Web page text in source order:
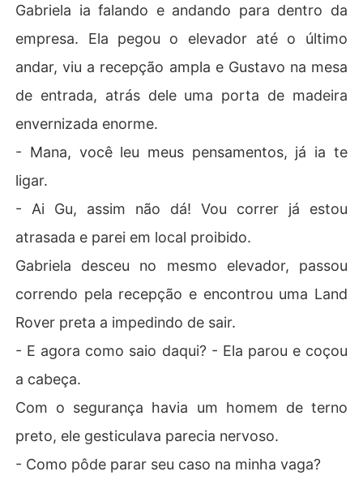
Gabriela ia falando e andando para dentro da
empresa. Ela pegou o elevador até o último
andar, viu a recepção ampla e Gustavo na mesa
de entrada, atrás dele uma porta de madeira
envernizada enorme.
- Mana, você leu meus pensamentos, já ia te
ligar.
- Ai Gu, assim não dá! Vou correr já estou
atrasada e parei em local proibido.
Gabriela desceu no mesmo elevador, passou
correndo pela recepção e encontrou uma Land
Rover preta a impedindo de sair.
- E agora como saio daqui? - Ela parou e coçou
a cabeça.
Com o segurança havia um homem de terno
preto, ele gesticulava parecia nervoso.
- Como pôde parar seu caso na minha vaga?